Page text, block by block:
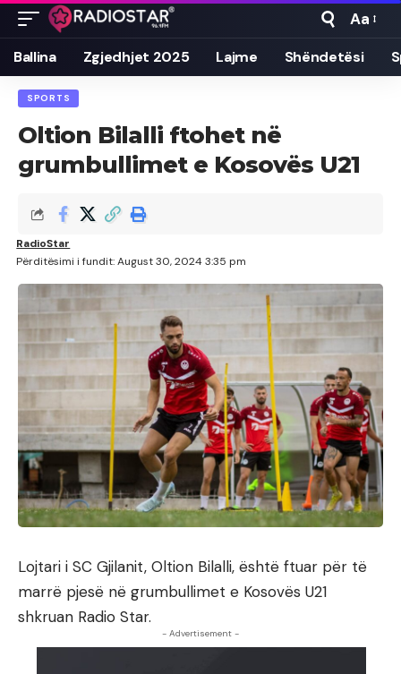
Font
Resizer
Aa
Ballina Zgjedhjet 2025 Lajme Shëndetësi
SPORTS
Oltion Bilalli ftohet në
grumbullimet e Kosovës U21
Përditësimi i fundit: August 30, 2024 3:35 pm
RadioStar
Lojtari i SC Gjilanit, Oltion Bilalli, është ftuar për të
marrë pjesë në grumbullimet e Kosovës U21
shkruan Radio Star.
- Advertisement -